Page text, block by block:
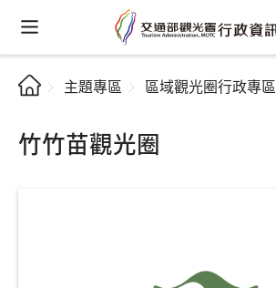
主題專區 區域觀光圈行政專區
竹竹苗觀光圈